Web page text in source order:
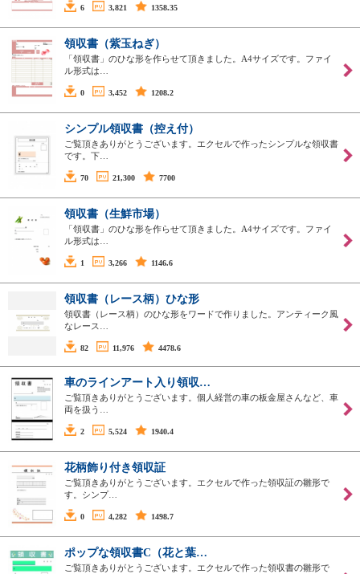
6 3,821 1358.35
領収書（紫玉ねぎ）
「領収書」のひな形を作らせて頂きました。A4サイズです。ファイ
ル形式は…
0 3,452 1208.2
シンプル領収書（控え付）
ご覧頂きありがとうございます。エクセルで作ったシンプルな領収書
です。下…
70 21,300 7700
領収書（生鮮市場）
「領収書」のひな形を作らせて頂きました。A4サイズです。ファイ
ル形式は…
1 3,266 1146.6
領収書（レース柄）ひな形
領収書（レース柄）のひな形をワードで作りました。アンティーク風
なレース…
82 11,976 4478.6
車のラインアート入り領収…
ご覧頂きありがとうございます。個人経営の車の板金屋さんなど、車
両を扱う…
2 5,524 1940.4
花柄飾り付き領収証
ご覧頂きありがとうございます。エクセルで作った領収証の雛形で
す。シンプ…
0 4,282 1498.7
ポップな領収書C（花と葉…
ご覧頂きありがとうございます。エクセルで作った領収書の雛形で